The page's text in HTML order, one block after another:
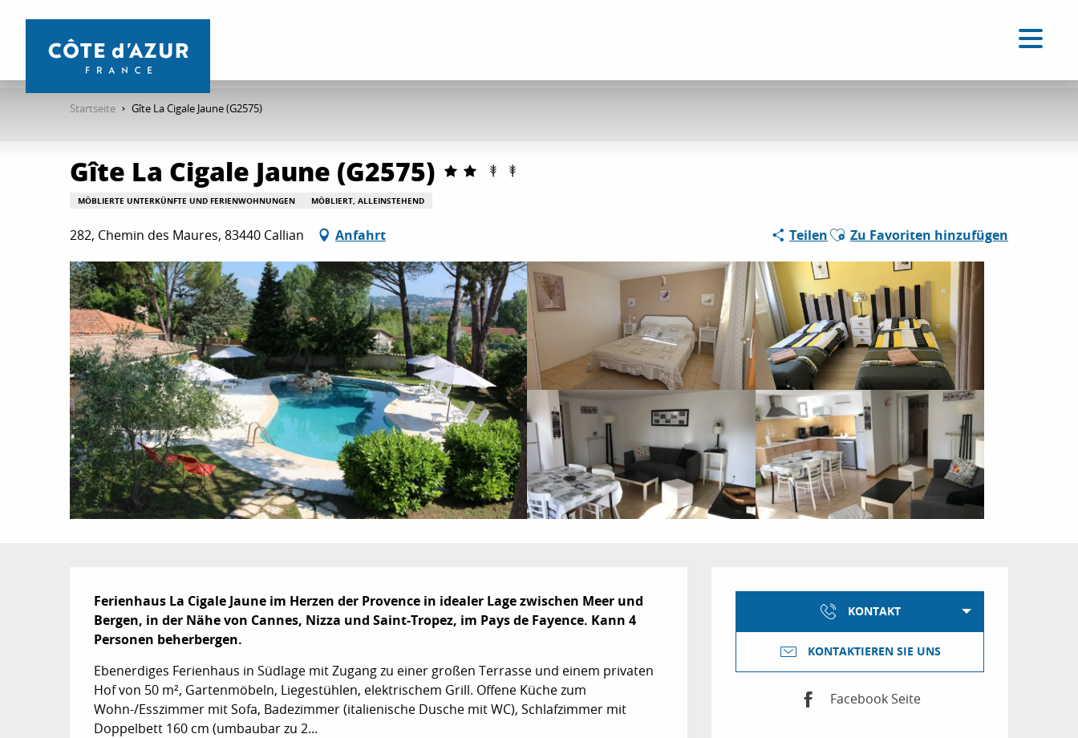
contenu
Startseite Gîte La Cigale Jaune (G2575)
Gîte La Cigale Jaune (G2575)
MÖBLIERTE UNTERKÜNFTE UND FERIENWOHNUNGEN MÖBLIERT, ALLEINSTEHEND
282, Chemin des Maures, 83440 Callian Anfahrt TeilenAjouter aux favoris
Zu Favoriten hinzufügen
Öffnungszeiten &
KONTAKT
KONTAKTIEREN SIE UNS
Facebook Seite
Beschreibung
Ferienhaus La Cigale Jaune im Herzen der Provence in idealer Lage zwischen Meer und
Bergen, in der Nähe von Cannes, Nizza und Saint-Tropez, im Pays de Fayence. Kann 4
Personen beherbergen.
Ebenerdiges Ferienhaus in Südlage mit Zugang zu einer großen Terrasse und einem privaten
Hof von 50 m², Gartenmöbeln, Liegestühlen, elektrischem Grill. Offene Küche zum
Wohn-/Esszimmer mit Sofa, Badezimmer (italienische Dusche mit WC), Schlafzimmer mit
Doppelbett 160 cm (umbaubar zu 2...